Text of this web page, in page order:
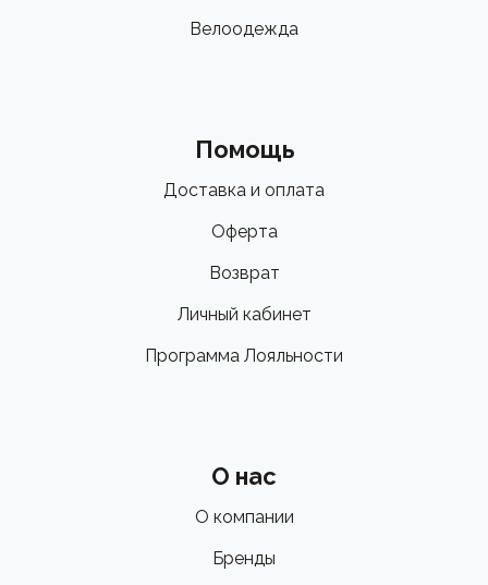
Велоодежда
Помощь
Доставка и оплата
Оферта
Возврат
Личный кабинет
Программа Лояльности
О нас
О компании
Бренды